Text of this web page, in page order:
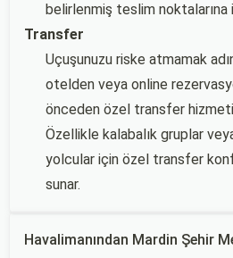
belirlenmiş teslim noktalarına
Transfer
Uçuşunuzu riske atmamak
otelden veya online
önceden özel transfer
Özellikle kalabalık gruplar
yolcular için özel transfer
sunar.
Havalimanından Mardin Şehir